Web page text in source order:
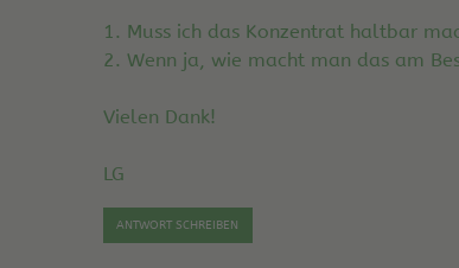
1. Muss ich das Konzentrat haltbar
2. Wenn ja, wie macht man das am
Vielen Dank!
LG
ANTWORT SCHREIBEN